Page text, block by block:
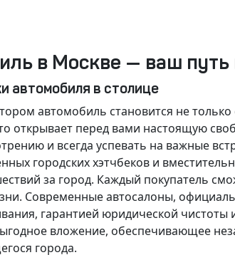
в Москве — ваш
автомобиля в столице
автомобиль становится не
открывает перед вами настоящую
и всегда успевать на важные
городских хэтчбеков и
за город. Каждый покупатель
Современные автосалоны,
гарантией юридической
вложение, обеспечивающее
города.